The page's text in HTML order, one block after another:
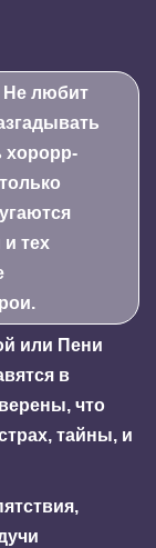
Не любит
хорорр-
тех
или Пени
в
что
тайны, и